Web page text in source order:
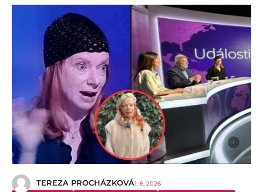
i
TEREZA PROCHÁZKOVÁ1. 6. 2026